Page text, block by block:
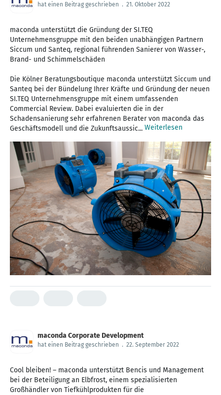
hat einen Beitrag geschrieben . 21. Oktober 2022
maconda unterstützt die Gründung der SI.TEQ
Unternehmensgruppe mit den beiden unabhängigen Partnern
Siccum und Santeq, regional führenden Sanierer von Wasser-,
Brand- und Schimmelschäden
Die Kölner Beratungsboutique maconda unterstützt Siccum und
Santeq bei der Bündelung Ihrer Kräfte und Gründung der neuen
SI.TEQ Unternehmensgruppe mit einem umfassenden
Commercial Review. Dabei evaluierten die in der
Schadensanierung sehr erfahrenen Berater von maconda das
Geschäftsmodell und die Zukunftsaussic... Weiterlesen
maconda Corporate Development
hat einen Beitrag geschrieben . 22. September 2022
Cool bleiben! – maconda unterstützt Bencis und Management
bei der Beteiligung an Elbfrost, einem spezialisierten
Großhändler von Tiefkühlprodukten für die